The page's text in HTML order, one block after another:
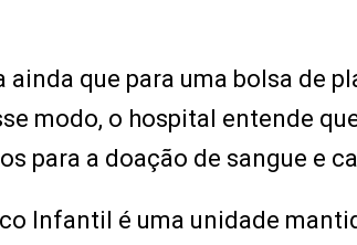
que para uma bolsa de
modo, o hospital entende
para a doação de sangue e
Infantil é uma unidade